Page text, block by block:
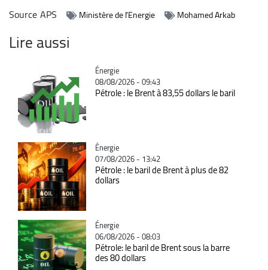
SourceAPS Ministère de l'Energie Mohamed Arkab
Lire aussi
Catégorie
Énergie
08/08/2026 - 09:43
Pétrole : le Brent à 83,55 dollars le baril
Catégorie
Énergie
07/08/2026 - 13:42
Pétrole : le baril de Brent à plus de 82
dollars
Catégorie
Énergie
06/08/2026 - 08:03
Pétrole: le baril de Brent sous la barre
des 80 dollars